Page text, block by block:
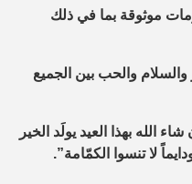
موثوقة بما في ذلك
والسلام والحب بين الجميع
الله بهذا العيد يولَد الخير
لا تنسوا الكمّامة”.